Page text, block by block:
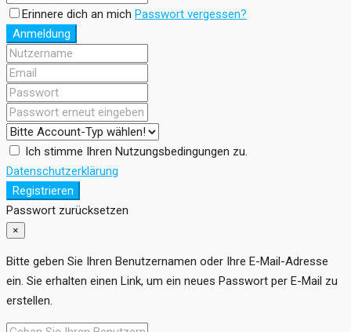
Erinnere dich an mich Passwort vergessen?
Anmeldung
Ich stimme Ihren Nutzungsbedingungen zu.
Datenschutzerklärung
Registrieren
Passwort zurücksetzen
×
Bitte geben Sie Ihren Benutzernamen oder Ihre E-Mail-Adresse
ein. Sie erhalten einen Link, um ein neues Passwort per E-Mail zu
erstellen.